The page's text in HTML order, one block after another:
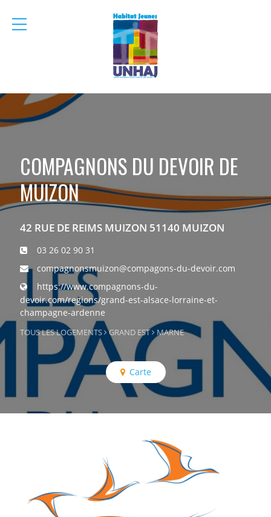
menu
COMPAGNONS DU DEVOIR DE
MUIZON
42 RUE DE REIMS MUIZON 51140 MUIZON
03 26 02 90 31
compagnonsmuizon@compagons-du-devoir.com
https://www.compagnons-du-
devoir.com/regions/grand-est-alsace-lorraine-et-
champagne-ardenne
TOUS LES LOGEMENTS GRAND EST MARNE
Carte